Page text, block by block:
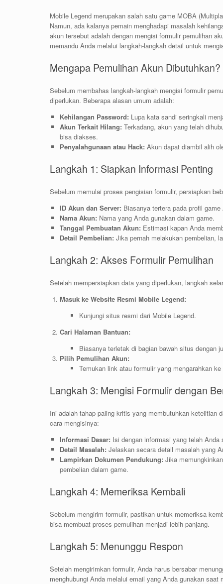
Mobile Legend merupakan salah satu game MOBA
Namun, ada kalanya pemain menghadapi masalah
akun tersebut adalah dengan mengisi formulir pemulihan
memandu Anda melalui langkah-langkah detail untuk
Mengapa Pemulihan Akun Dibutuhkan?
Sebelum membahas langkah-langkah mengisi formulir
diperlukan. Beberapa alasan umum adalah:
Kehilangan Password: Lupa kata sandi seringkali
Akun Terkait Hilang: Terkadang, akun yang telah
bisa diakses.
Penyalahgunaan atau Hack: Akun dapat diambil alih
Langkah 1: Siapkan Informasi Penting
Sebelum memulai proses pengisian formulir, persiapkan
ID Akun dan Server: Biasanya tertera pada profil game
Nama Akun: Nama yang Anda gunakan dalam game.
Tanggal Pembuatan Akun: Estimasi kapan Anda
Detail Pembelian: Jika pernah melakukan pembelian,
Langkah 2: Akses Formulir Pemulihan
Setelah mempersiapkan data yang diperlukan, langkah
Masuk ke Website Resmi Mobile Legend:
Kunjungi situs resmi dari Mobile Legend.
Cari Halaman Bantuan:
Biasanya terletak di bagian bawah situs dengan
Pilih Pemulihan Akun:
Temukan link atau formulir yang mengarahkan
Langkah 3: Mengisi Formulir dengan
Ini adalah tahap paling kritis yang membutuhkan ketelitian
cara mengisinya:
Informasi Dasar: Isi dengan informasi yang telah Anda
Detail Masalah: Jelaskan secara detail masalah yang
Lampirkan Dokumen Pendukung: Jika
pembelian dalam game.
Langkah 4: Memeriksa Kembali
Sebelum mengirim formulir, pastikan untuk memeriksa
bisa membuat proses pemulihan menjadi lebih panjang.
Langkah 5: Menunggu Respon
Setelah mengirimkan formulir, Anda harus bersabar
menghubungi Anda melalui email yang Anda gunakan saat